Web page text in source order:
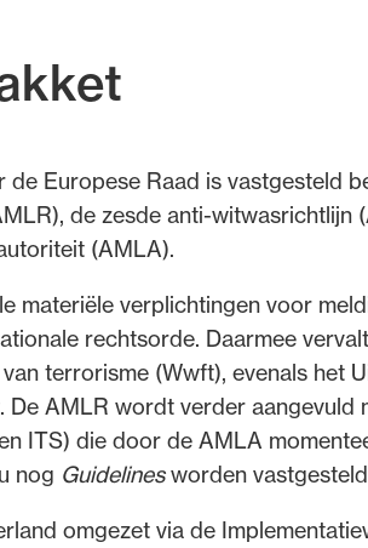
de Europese Raad is vastgesteld
de zesde
(AMLA).
materiële verplichtingen voor
rechtsorde. Daarmee
terrorisme (Wwft), evenals het
AMLR wordt verder aangevuld
ITS) die door de AMLA
nog Guidelinesworden
omgezet via de